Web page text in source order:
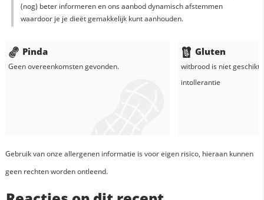
(nog) beter informeren en ons aanbod dynamisch afstemmen
waardoor je je dieët gemakkelijk kunt aanhouden.
Pinda
Geen overeenkomsten gevonden.
Gluten
witbroodis niet geschikt
intollerantie
Gebruik van onze allergenen informatie is voor eigen risico, hieraan kunnen
geen rechten worden ontleend.